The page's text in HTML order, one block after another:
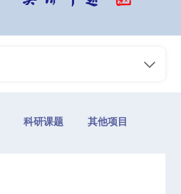
科研课题 其他项目